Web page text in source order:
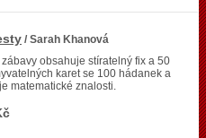
/ Sarah Khanová
obsahuje stíratelný fix a 50
karet se 100 hádanek a
matematické znalosti.